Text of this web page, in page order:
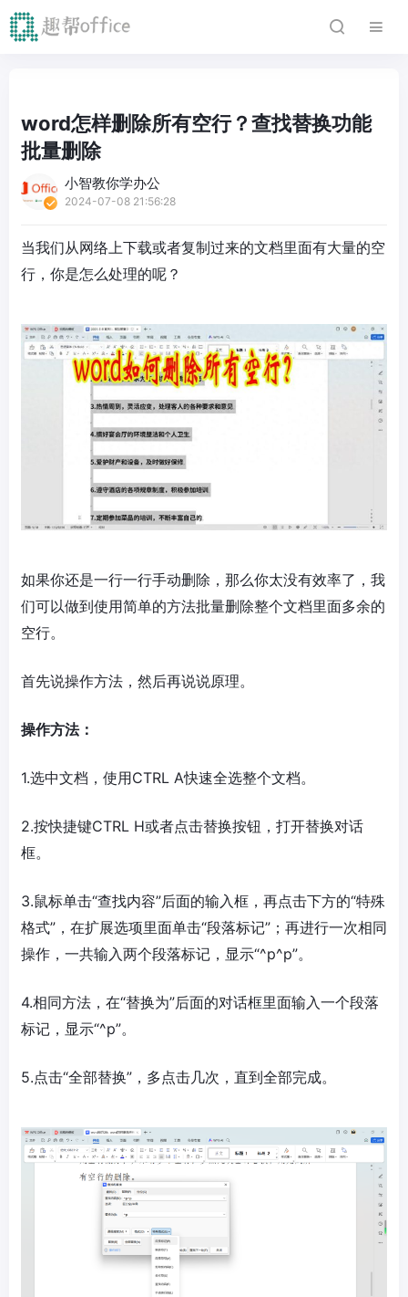
word怎样删除所有空行？查找替换功能
批量删除
小智教你学办公
2024-07-08 21:56:28
当我们从网络上下载或者复制过来的文档里面有大量的空
行，你是怎么处理的呢？
如果你还是一行一行手动删除，那么你太没有效率了，我
们可以做到使用简单的方法批量删除整个文档里面多余的
空行。
首先说操作方法，然后再说说原理。
操作方法：
1.选中文档，使用CTRL A快速全选整个文档。
2.按快捷键CTRL H或者点击替换按钮，打开替换对话
框。
3.鼠标单击“查找内容”后面的输入框，再点击下方的“特殊
格式”，在扩展选项里面单击“段落标记”；再进行一次相同
操作，一共输入两个段落标记，显示“^p^p”。
4.相同方法，在“替换为”后面的对话框里面输入一个段落
标记，显示“^p”。
5.点击“全部替换”，多点击几次，直到全部完成。